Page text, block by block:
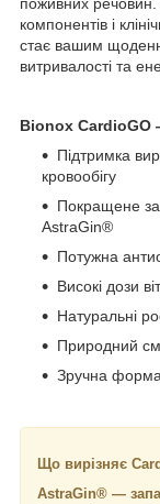
компонентів і
стає вашим
витривалості та
Bionox CardioGO
Підтримка
кровообігу
Покращене
AstraGin®
Потужна
Високі дози
Натуральні
Природний
Зручна форма
Що вирізняє
AstraGin® —